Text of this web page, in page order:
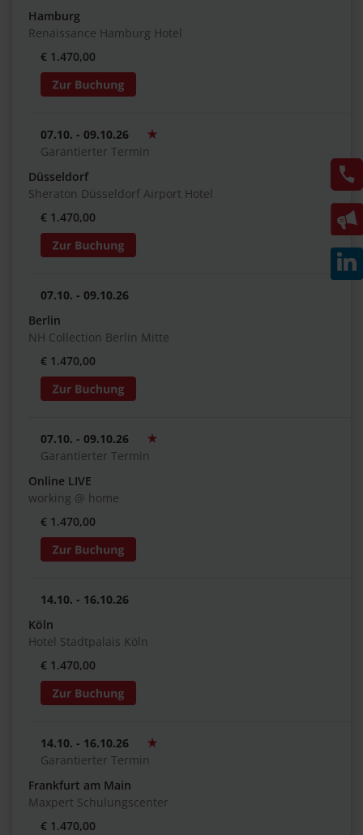
Hamburg
Renaissance Hamburg Hotel
€ 1.470,00
07.10. - 09.10.26
Garantierter Termin
Düsseldorf
Sheraton Düsseldorf Airport Hotel
€ 1.470,00
07.10. - 09.10.26
Berlin
NH Collection Berlin Mitte
€ 1.470,00
07.10. - 09.10.26
Garantierter Termin
Online LIVE
working @ home
€ 1.470,00
14.10. - 16.10.26
Köln
Hotel Stadtpalais Köln
€ 1.470,00
14.10. - 16.10.26
Garantierter Termin
Frankfurt am Main
Maxpert Schulungscenter
€ 1.470,00